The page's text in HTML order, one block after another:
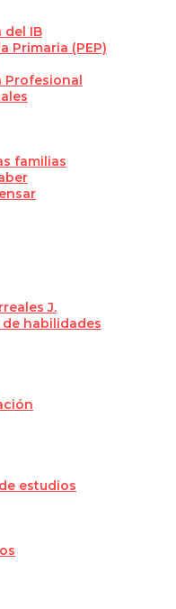
del IB
Primaria (PEP)
Profesional
familias
J.
de habilidades
estudios